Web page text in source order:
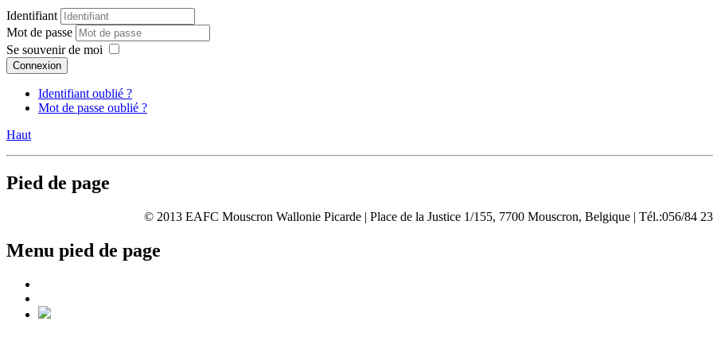
Identifiant
Mot de passe
Se souvenir de moi
Connexion
Identifiant oublié ?
Mot de passe oublié ?
Haut
Pied de page
© 2013 EAFC Mouscron Wallonie Picarde | Place de la Justice 1/155, 7700 Mouscron, Belgique | Tél.:056/84
Menu pied de page